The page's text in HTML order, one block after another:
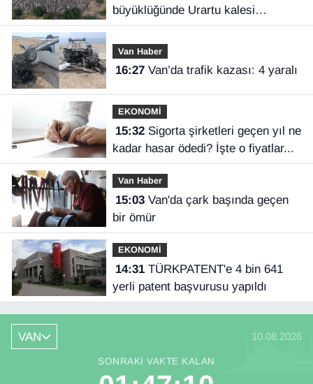
büyüklüğünde Urartu kalesi
keşfedildi
Van Haber
16:27 Van’da trafik kazası: 4 yaralı
EKONOMİ
15:32Sigorta şirketleri geçen yıl ne
kadar hasar ödedi? İşte o fiyatlar...
Van Haber
15:03Van'da çark başında geçen
bir ömür
EKONOMİ
14:31TÜRKPATENT'e 4 bin 641
yerli patent başvurusu yapıldı
VAN 10.08.2026
SONRAKI VAKTE KALAN